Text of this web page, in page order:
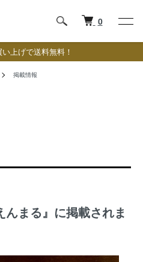
0
上げで送料無料！
掲載情報
まる』に掲載されま